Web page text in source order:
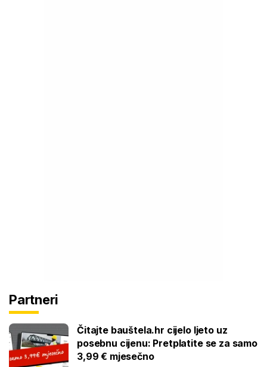
Partneri
Čitajte bauštela.hr cijelo ljeto uz
posebnu cijenu: Pretplatite se za samo
3,99 € mjesečno